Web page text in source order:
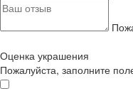
Оценка украшения
Пожалуйста, заполните